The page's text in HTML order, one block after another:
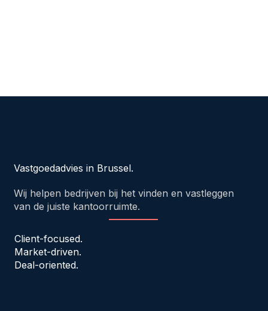
Vastgoedadvies in Brussel.
Wij helpen bedrijven bij het vinden en vastleggen
van de juiste kantoorruimte.
Client-focused.
Market-driven.
Deal-oriented.